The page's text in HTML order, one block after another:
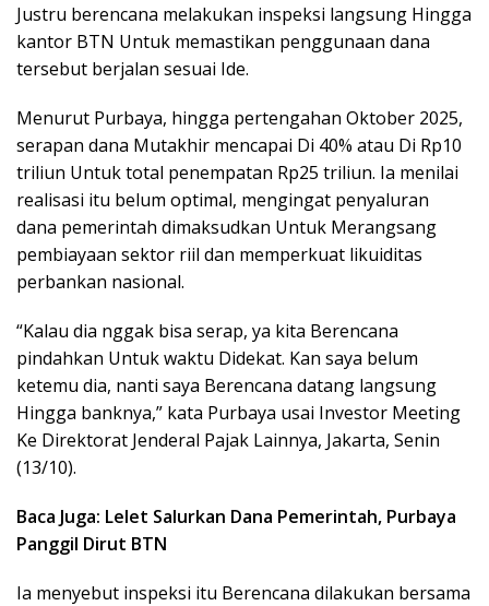
Justru berencana melakukan inspeksi langsung Hingga
kantor BTN Untuk memastikan penggunaan dana
tersebut berjalan sesuai Ide.
Menurut Purbaya, hingga pertengahan Oktober 2025,
serapan dana Mutakhir mencapai Di 40% atau Di Rp10
triliun Untuk total penempatan Rp25 triliun. Ia menilai
realisasi itu belum optimal, mengingat penyaluran
dana pemerintah dimaksudkan Untuk Merangsang
pembiayaan sektor riil dan memperkuat likuiditas
perbankan nasional.
“Kalau dia nggak bisa serap, ya kita Berencana
pindahkan Untuk waktu Didekat. Kan saya belum
ketemu dia, nanti saya Berencana datang langsung
Hingga banknya,” kata Purbaya usai Investor Meeting
Ke Direktorat Jenderal Pajak Lainnya, Jakarta, Senin
(13/10).
Baca Juga: Lelet Salurkan Dana Pemerintah, Purbaya
Panggil Dirut BTN
Ia menyebut inspeksi itu Berencana dilakukan bersama